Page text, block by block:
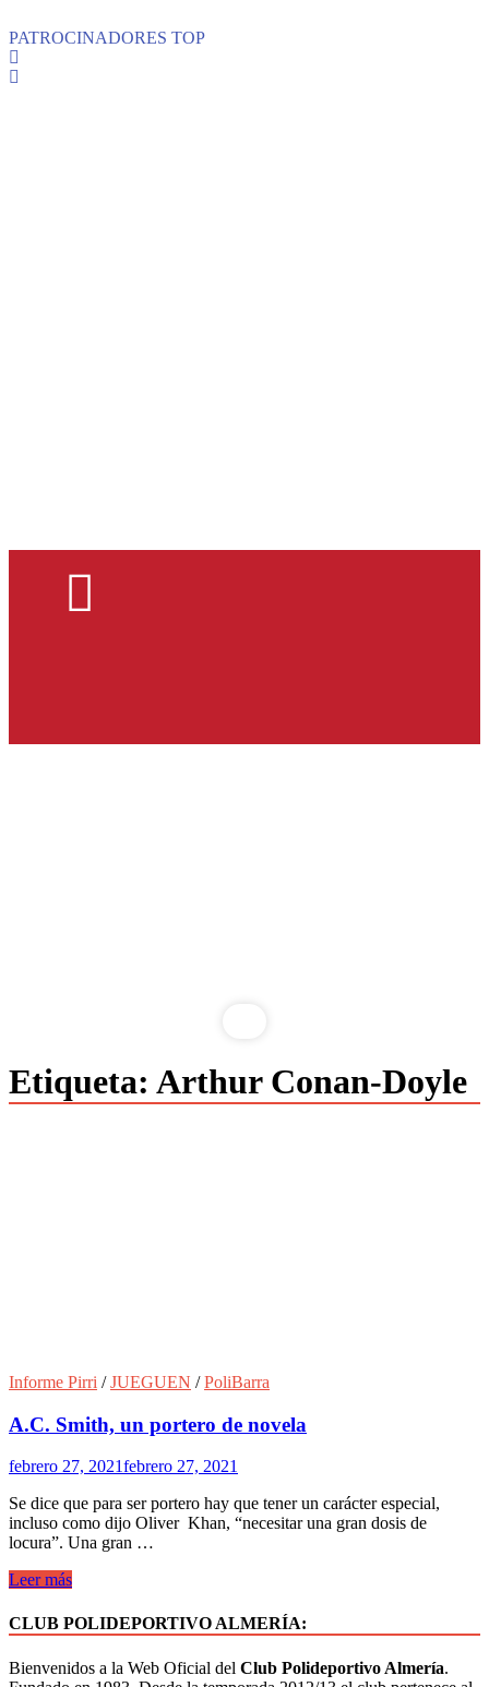
PATROCINADORES TOP
Etiqueta: Arthur Conan-Doyle
Informe Pirri /JUEGUEN /PoliBarra
A.C. Smith, un portero de novela
febrero 27, 2021febrero 27, 2021
Se dice que para ser portero hay que tener un carácter especial,
incluso como dijo Oliver Khan, “necesitar una gran dosis de
locura”. Una gran …
Leer más
CLUB POLIDEPORTIVO ALMERÍA:
Bienvenidos a la Web Oficial del Club Polideportivo Almería.